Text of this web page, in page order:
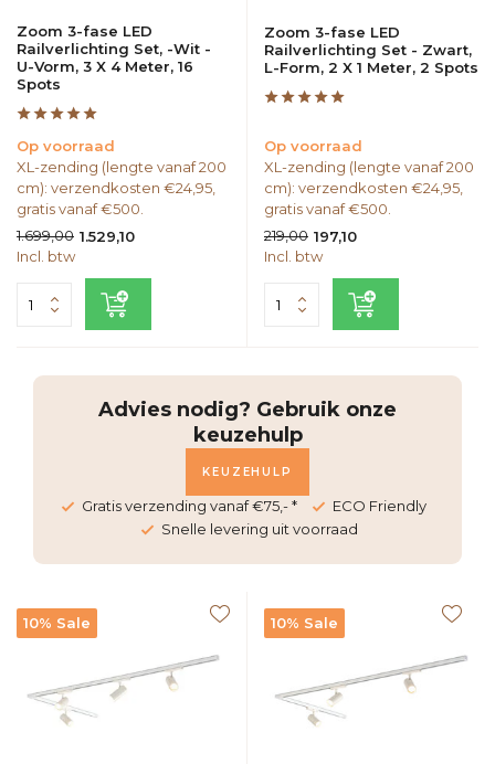
Zoom 3-fase LED
Railverlichting Set, -Wit -
U-Vorm, 3 X 4 Meter, 16
Spots
Op voorraad
XL-zending (lengte vanaf 200
cm): verzendkosten €24,95,
gratis vanaf €500.
1.699,00 1.529,10
Incl. btw
Zoom 3-fase LED
Railverlichting Set - Zwart,
L-Form, 2 X 1 Meter, 2 Spots
Op voorraad
XL-zending (lengte vanaf 200
cm): verzendkosten €24,95,
gratis vanaf €500.
219,00 197,10
Incl. btw
Advies nodig? Gebruik onze
keuzehulp
KEUZEHULP
Gratis verzending vanaf €75,- *
ECO Friendly
Snelle levering uit voorraad
10% Sale 10% Sale